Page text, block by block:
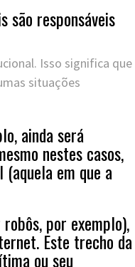
são responsáveis
Isso significa que
situações
ainda será
nestes casos,
em que a
por exemplo),
Este trecho da
ou seu